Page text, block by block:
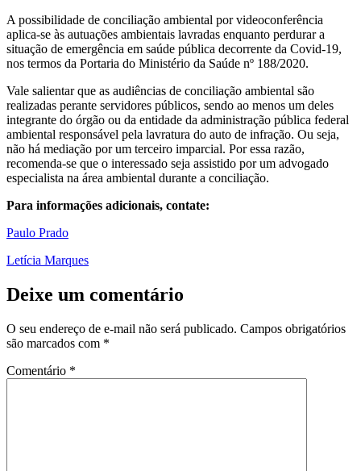
A possibilidade de conciliação ambiental por videoconferência
aplica-se às autuações ambientais lavradas enquanto perdurar a
situação de emergência em saúde pública decorrente da Covid-19,
nos termos da Portaria do Ministério da Saúde nº 188/2020.
Vale salientar que as audiências de conciliação ambiental são
realizadas perante servidores públicos, sendo ao menos um deles
integrante do órgão ou da entidade da administração pública federal
ambiental responsável pela lavratura do auto de infração. Ou seja,
não há mediação por um terceiro imparcial. Por essa razão,
recomenda-se que o interessado seja assistido por um advogado
especialista na área ambiental durante a conciliação.
Para informações adicionais, contate:
Paulo Prado
Letícia Marques
Deixe um comentário
O seu endereço de e-mail não será publicado. Campos obrigatórios
são marcados com *
Comentário *